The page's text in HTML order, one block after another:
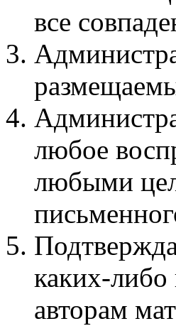
все
любое
любыми
каких-либо
авторам